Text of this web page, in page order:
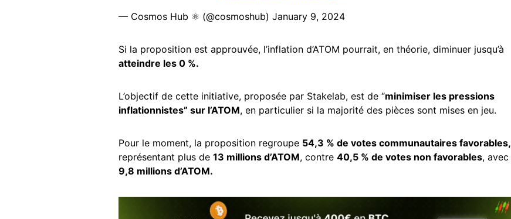
— Cosmos Hub ⚛️ (@cosmoshub) January 9, 2024
Si la proposition est approuvée, l’inflation d’ATOM pourrait, en théorie, diminuer jusqu’à
atteindre les 0 %.
L’objectif de cette initiative, proposée par Stakelab, est de “minimiser les pressions
inflationnistes” sur l’ATOM, en particulier si la majorité des pièces sont mises en jeu.
Pour le moment, la proposition regroupe 54,3 % de votes communautaires favorables,
représentant plus de 13 millions d’ATOM, contre 40,5 % de votes non favorables, avec
9,8 millions d’ATOM.